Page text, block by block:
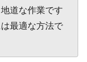
道な作業です
最適な方法で